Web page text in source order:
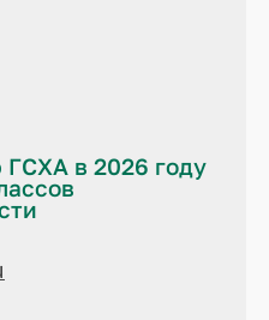
в 2026 году